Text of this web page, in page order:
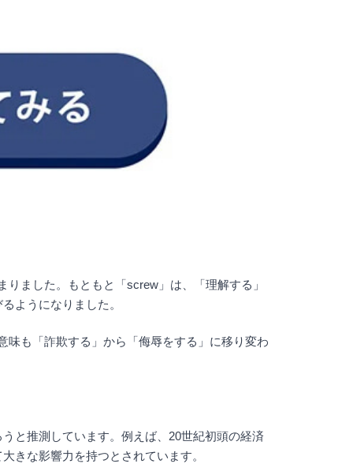
ました。もともと「screw」は、「理解する」
ようになりました。
味も「詐欺する」から「侮辱をする」に移り変わ
と推測しています。例えば、20世紀初頭の経済
きな影響力を持つとされています。